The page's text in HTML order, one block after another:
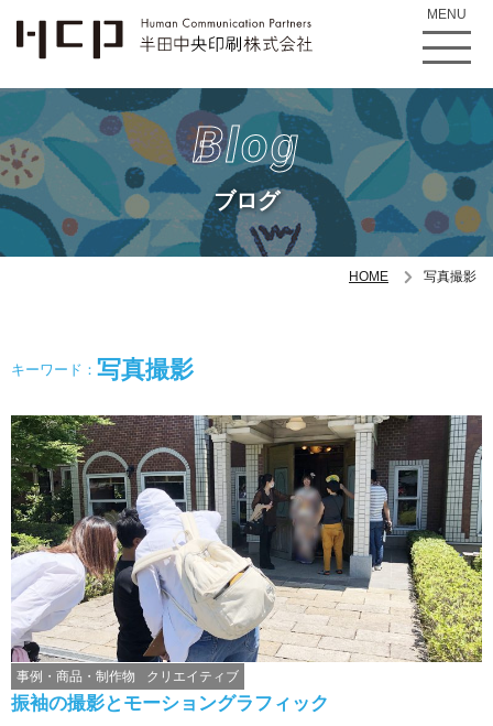
MENU
Blog
ブログ
HOME 写真撮影
キーワード： 写真撮影
振袖の撮影とモーショングラフィック
事例・商品・制作物 クリエイティブ